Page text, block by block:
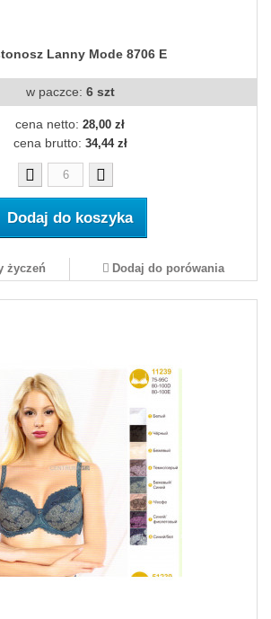
Lanny Mode 8706 E
w paczce: 6 szt
cena netto: 28,00 zł
cena brutto: 34,44 zł
Dodaj do koszyka
życzeń Dodaj do porówania